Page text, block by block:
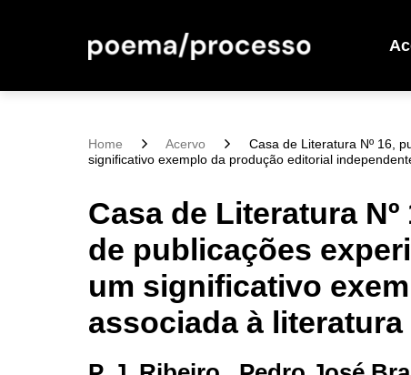
Home Acervo
Casa de Literatura Nº 16,
significativo exemplo da produção editorial
Casa de Literatura
de publicações
um significativo
associada à